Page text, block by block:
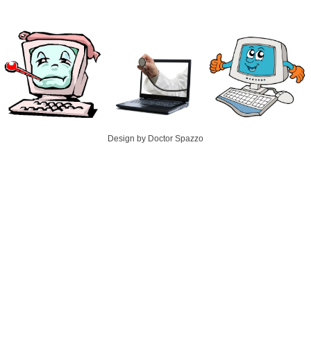
Design by Doctor Spazzo